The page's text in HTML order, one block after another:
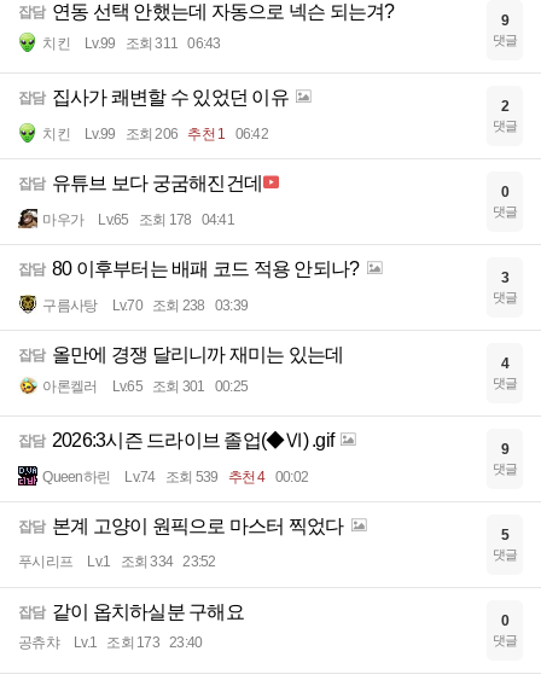
잡담 연동 선택 안했는데 자동으로 넥슨 되는겨?
치킨 Lv.99 조회 311 06:43
9
댓글
잡담 집사가 쾌변할 수 있었던 이유
치킨 Lv.99 조회 206 추천 1 06:42
2
댓글
잡담 유튜브 보다 궁굼해진건데
마우가 Lv.65 조회 178 04:41
0
댓글
잡담 80 이후부터는 배패 코드 적용 안되나?
구름사탕 Lv.70 조회 238 03:39
3
댓글
잡담 올만에 경쟁 달리니까 재미는 있는데
아론켈러 Lv.65 조회 301 00:25
4
댓글
잡담 2026:3시즌 드라이브 졸업(◆Ⅵ) .gif
Queen하린 Lv.74 조회 539 추천 4 00:02
9
댓글
잡담 본계 고양이 원픽으로 마스터 찍었다
푸시리프 Lv.1 조회 334 23:52
5
댓글
잡담 같이 옵치하실분 구해요
공츄챠 Lv.1 조회 173 23:40
0
댓글